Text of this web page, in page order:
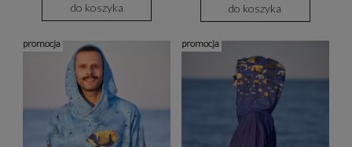
do koszyka do koszyka
promocja promocja